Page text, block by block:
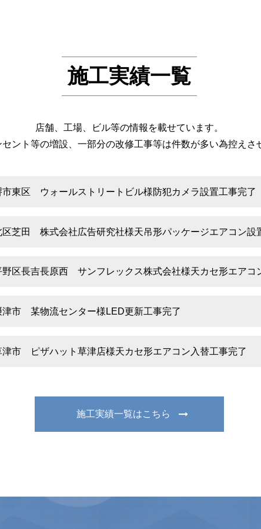
施工実績一覧
店舗、工場、ビル等の情報を載せています。
ント等の増設、一部分の改修工事等は件数が多い為控えさ
市東区 ウォールストリートビル様防犯カメラ設置工事完了
区芝田 株式会社広告研究社様天吊形パッケージエアコン設
野区長吉長原西 サンフレックス株式会社様天カセ形エアコ
津市 某物流センター様LED更新工事完了
津市 ピザハット草津店様天カセ形エアコン入替工事完了
施工実績一覧はこちら